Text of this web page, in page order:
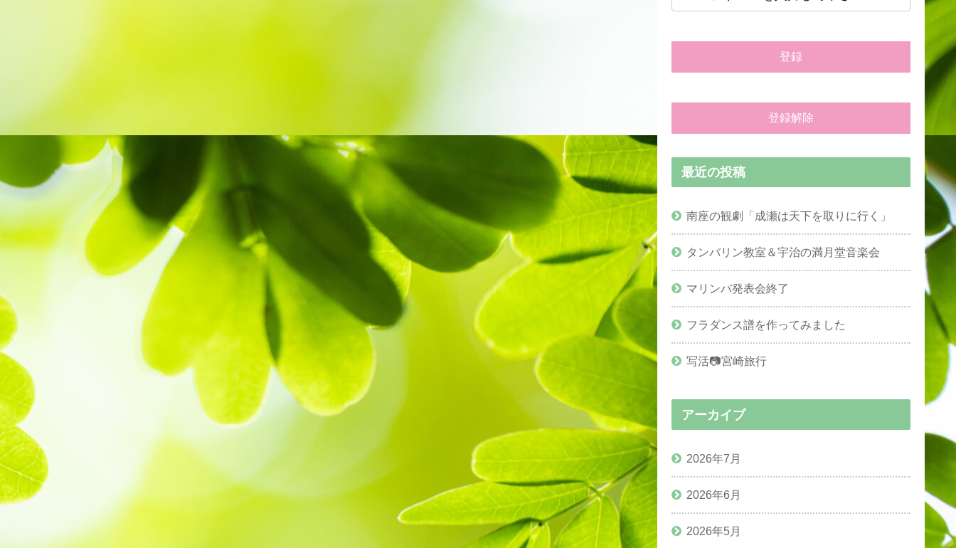
最近の投稿
南座の観劇「成瀬は天下を取りに行く」
タンバリン教室＆宇治の満月堂音楽会
マリンバ発表会終了
フラダンス譜を作ってみました
写活📷宮崎旅行
アーカイブ
2026年7月
2026年6月
2026年5月